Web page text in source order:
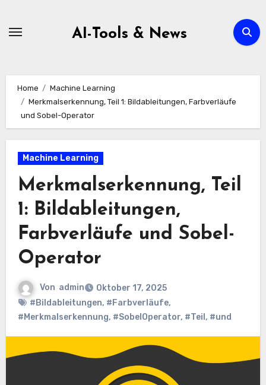
AI-Tools & News
Home
Machine Learning
Merkmalserkennung, Teil 1: Bildableitungen, Farbverläufe
und Sobel-Operator
Machine Learning
Merkmalserkennung, Teil
1: Bildableitungen,
Farbverläufe und Sobel-
Operator
Von admin
Oktober 17, 2025
#Bildableitungen, #Farbverläufe,
#Merkmalserkennung, #SobelOperator, #Teil , #und